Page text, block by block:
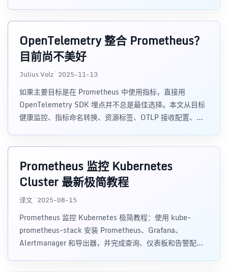
OpenTelemetry 整合 Prometheus？
目前尚不美好
Julius Volz · 2025-11-13
如果主要目标是在 Prometheus 中使用指标，直接用
OpenTelemetry SDK 埋点并不总是最佳选择。本文从目标
健康监控、指标命名转换、资源标签、OTLP 接收配置、
Prometheus 监控 Kubernetes
Cluster 最新极简教程
译文 · 2025-08-15
Prometheus 监控 Kubernetes 极简教程：使用 kube-
prometheus-stack 安装 Prometheus、Grafana、
Alertmanager 和导出器，并完成查询、仪表板和告警配